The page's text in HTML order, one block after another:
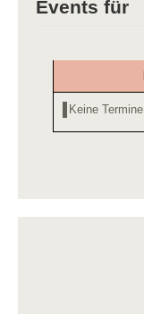
Events für
Keine Termine